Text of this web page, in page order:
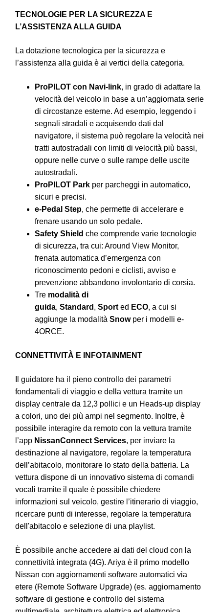
TECNOLOGIE PER LA SICUREZZA E
L’ASSISTENZA ALLA GUIDA
La dotazione tecnologica per la sicurezza e
l’assistenza alla guida è ai vertici della categoria.
ProPILOT con Navi-link, in grado di adattare la
velocità del veicolo in base a un’aggiornata serie
di circostanze esterne. Ad esempio, leggendo i
segnali stradali e acquisendo dati dal
navigatore, il sistema può regolare la velocità nei
tratti autostradali con limiti di velocità più bassi,
oppure nelle curve o sulle rampe delle uscite
autostradali.
ProPILOT Park per parcheggi in automatico,
sicuri e precisi.
e-Pedal Step, che permette di accelerare e
frenare usando un solo pedale.
Safety Shield che comprende varie tecnologie
di sicurezza, tra cui: Around View Monitor,
frenata automatica d’emergenza con
riconoscimento pedoni e ciclisti, avviso e
prevenzione abbandono involontario di corsia.
Tre modalità di
guida, Standard , Sport ed ECO, a cui si
aggiunge la modalità Snowper i modelli e-
4ORCE.
CONNETTIVITÀ E INFOTAINMENT
Il guidatore ha il pieno controllo dei parametri
fondamentali di viaggio e della vettura tramite un
display centrale da 12,3 pollici e un Heads-up display
a colori, uno dei più ampi nel segmento. Inoltre, è
possibile interagire da remoto con la vettura tramite
l’app NissanConnect Services, per inviare la
destinazione al navigatore, regolare la temperatura
dell’abitacolo, monitorare lo stato della batteria. La
vettura dispone di un innovativo sistema di comandi
vocali tramite il quale è possibile chiedere
informazioni sul veicolo, gestire l’itinerario di viaggio,
ricercare punti di interesse, regolare la temperatura
dell'abitacolo e selezione di una playlist.
È possibile anche accedere ai dati del cloud con la
connettività integrata (4G). Ariya è il primo modello
Nissan con aggiornamenti software automatici via
etere (Remote Software Upgrade) (es. aggiornamento
software di gestione e controllo del sistema